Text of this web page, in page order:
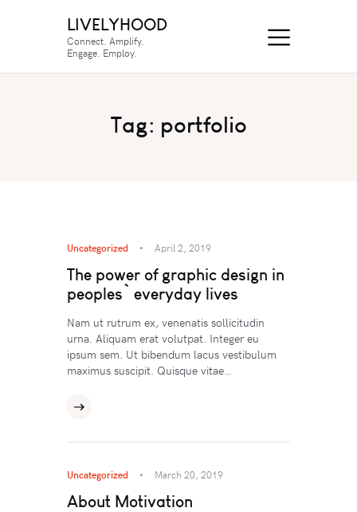
LIVELYHOOD
Connect. Amplify.
Engage. Employ.
Tag: portfolio
Uncategorized April 2, 2019
The power of graphic design in
peoples` everyday lives
Nam ut rutrum ex, venenatis sollicitudin
urna. Aliquam erat volutpat. Integer eu
ipsum sem. Ut bibendum lacus vestibulum
maximus suscipit. Quisque vitae…
Uncategorized March 20, 2019
About Motivation